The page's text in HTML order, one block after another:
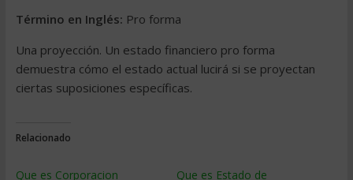
Término en Inglés: Pro forma
Una proyección. Un estado financiero pro forma
demuestra cómo el estado actual lucirá si se proyectan
ciertas suposiciones específicas.
Relacionado
Que es Corporacion
Que es Estado de